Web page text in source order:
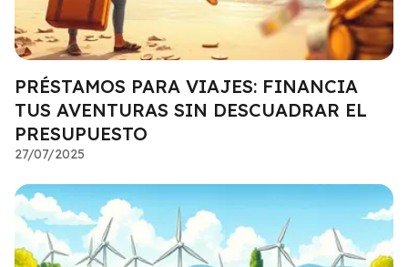
PRÉSTAMOS PARA VIAJES: FINANCIA
TUS AVENTURAS SIN DESCUADRAR EL
PRESUPUESTO
27/07/2025